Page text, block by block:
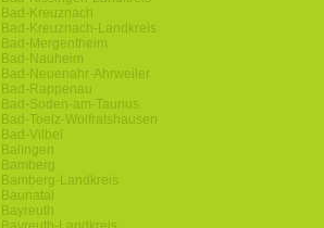
Bad-Kreuznach
Bad-Kreuznach-Landkreis
Bad-Mergentheim
Bad-Nauheim
Bad-Neuenahr-Ahrweiler
Bad-Rappenau
Bad-Soden-am-Taunus
Bad-Toelz-Wolfratshausen
Bad-Vilbel
Balingen
Bamberg
Bamberg-Landkreis
Baunatal
Bayreuth